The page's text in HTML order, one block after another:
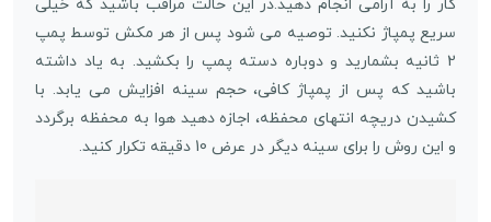
کار را به آرامی انجام دهید.در این حالت مراقب باشید که خیلی
سریع پمپاژ نکنید. توصیه می شود پس از هر مکش توسط پمپ
2 ثانیه بشمارید و دوباره دسته پمپ را بکشید. به یاد داشته
باشید که پس از پمپاژ کافی، حجم سینه افزایش می یابد. با
کشیدن دریچه انتهای محفظه، اجازه دهید هوا به محفظه برگردد
و این روش را برای سینه دیگر در عرض 10 دقیقه تکرار کنید.